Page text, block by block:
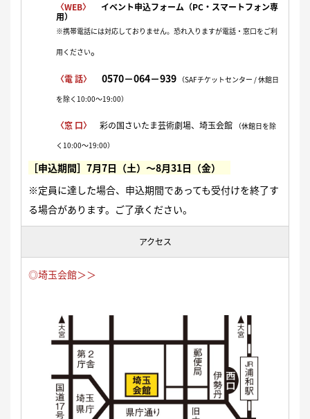
〈WEB〉 イベント申込フォーム（PC・スマートフォン専
用）
※携帯電話には対応しておりません。恐れ入りますが電話・窓口をご利
用ください。
〈電 話〉 0570−064−939 （SAFチケットセンター / 休館日
を除く10:00〜19:00）
〈窓 口〉 彩の国さいたま芸術劇場、埼玉会館
（休館日を除
く10:00〜19:00）
［申込期間］7月7日（土）〜8月31日（金）
※定員に達した場合、申込期間であっても受付けを終了す
る場合があります。ご了承ください。
アクセス
◎埼玉会館＞＞